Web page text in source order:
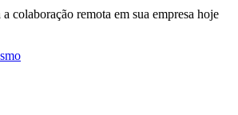
colaboração remota em sua empresa hoje